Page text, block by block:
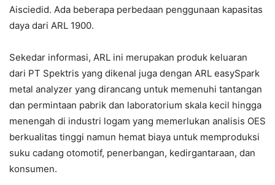
Aisciedid. Ada beberapa perbedaan penggunaan kapasitas
daya dari ARL 1900.
Sekedar informasi, ARL ini merupakan produk keluaran
dari PT Spektris yang dikenal juga dengan ARL easySpark
metal analyzer yang dirancang untuk memenuhi tantangan
dan permintaan pabrik dan laboratorium skala kecil hingga
menengah di industri logam yang memerlukan analisis OES
berkualitas tinggi namun hemat biaya untuk memproduksi
suku cadang otomotif, penerbangan, kedirgantaraan, dan
konsumen.